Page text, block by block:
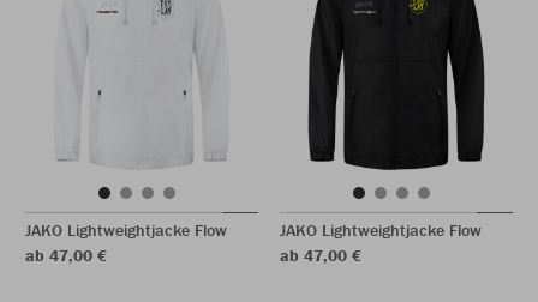
JAKO Lightweightjacke Flow
ab 47,00 €
JAKO Lightweightjacke Flow
ab 47,00 €